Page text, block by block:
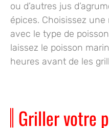
ou d’autres jus
épices. Choisissez une
avec le type de
laissez le poisson
heures avant de les
Griller votre